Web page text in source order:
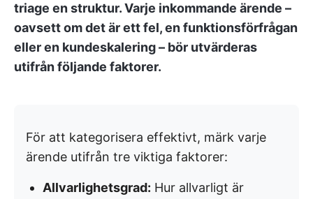
triage en struktur. Varje inkommande ärende –
oavsett om det är ett fel, en funktionsförfrågan
eller en kundeskalering – bör utvärderas
utifrån följande faktorer.
För att kategorisera effektivt, märk varje
ärende utifrån tre viktiga faktorer:
Allvarlighetsgrad: Hur allvarligt är